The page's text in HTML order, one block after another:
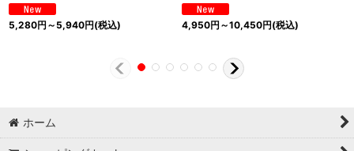
5,280円 ～5,940円(税込) 4,950円 ～10,450円(税込)
ホーム